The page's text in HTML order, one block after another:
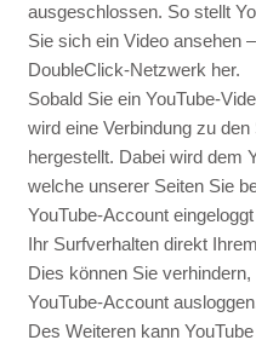
ausgeschlossen. So stellt
Sie sich ein Video ansehen
DoubleClick-Netzwerk her.
Sobald Sie ein YouTube-
wird eine Verbindung zu
hergestellt. Dabei wird dem
welche unserer Seiten Sie
YouTube-Account
Ihr Surfverhalten direkt
Dies können Sie
YouTube-Account
Des Weiteren kann